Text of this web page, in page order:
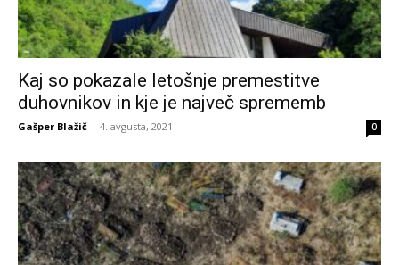
Kaj so pokazale letošnje premestitve
duhovnikov in kje je največ sprememb
Gašper Blažič - 4. avgusta, 2021 0